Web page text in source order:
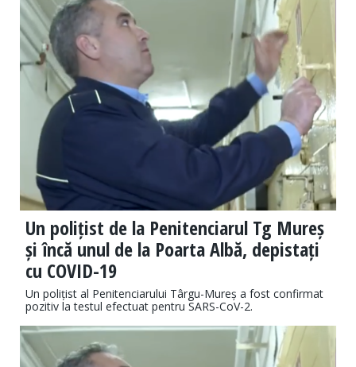
Un polițist de la Penitenciarul Tg Mureș
și încă unul de la Poarta Albă, depistați
cu COVID-19
Un polițist al Penitenciarului Târgu-Mureș a fost confirmat
pozitiv la testul efectuat pentru SARS-CoV-2.